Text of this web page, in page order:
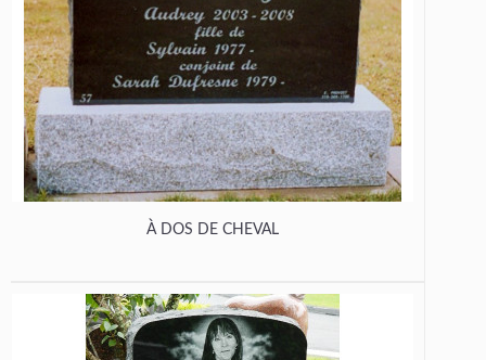
À DOS DE CHEVAL